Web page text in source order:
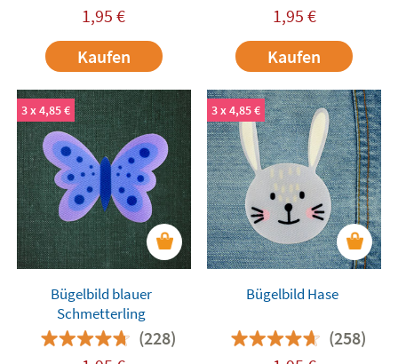
1,95 €
Kaufen
1,95 €
Kaufen
3 x 4,85 €
Bügelbild blauer
Schmetterling
(228)
3 x 4,85 €
Bügelbild Hase
(258)